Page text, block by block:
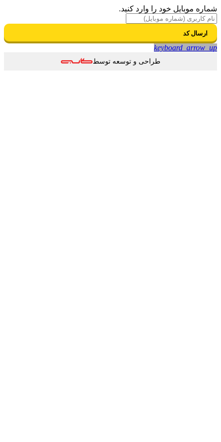
شماره موبایل خود را وارد کنید.
ارسال کد
keyboard_arrow_up
طراحی و توسعه توسط